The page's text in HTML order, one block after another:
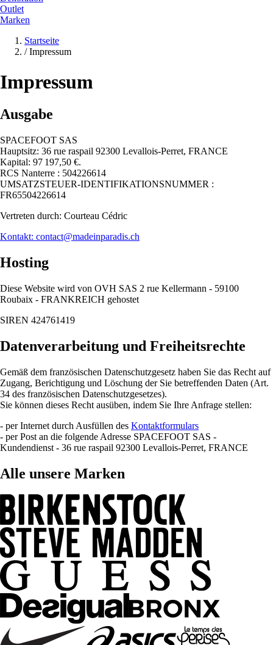
Outlet
Marken
Startseite
/ Impressum
Impressum
Ausgabe
SPACEFOOT SAS
Hauptsitz: 36 rue raspail 92300 Levallois-Perret, FRANCE
Kapital: 97 197,50 €.
RCS Nanterre : 504226614
UMSATZSTEUER-IDENTIFIKATIONSNUMMER :
FR65504226614
Vertreten durch: Courteau Cédric
Kontakt: contact@madeinparadis.ch
Hosting
Diese Website wird von OVH SAS 2 rue Kellermann - 59100
Roubaix - FRANKREICH gehostet
SIREN 424761419
Datenverarbeitung und Freiheitsrechte
Gemäß dem französischen Datenschutzgesetz haben Sie das Recht auf
Zugang, Berichtigung und Löschung der Sie betreffenden Daten (Art.
34 des französischen Datenschutzgesetzes).
Sie können dieses Recht ausüben, indem Sie Ihre Anfrage stellen:
- per Internet durch Ausfüllen des Kontaktformulars
- per Post an die folgende Adresse SPACEFOOT SAS -
Kundendienst - 36 rue raspail 92300 Levallois-Perret, FRANCE
Alle unsere Marken